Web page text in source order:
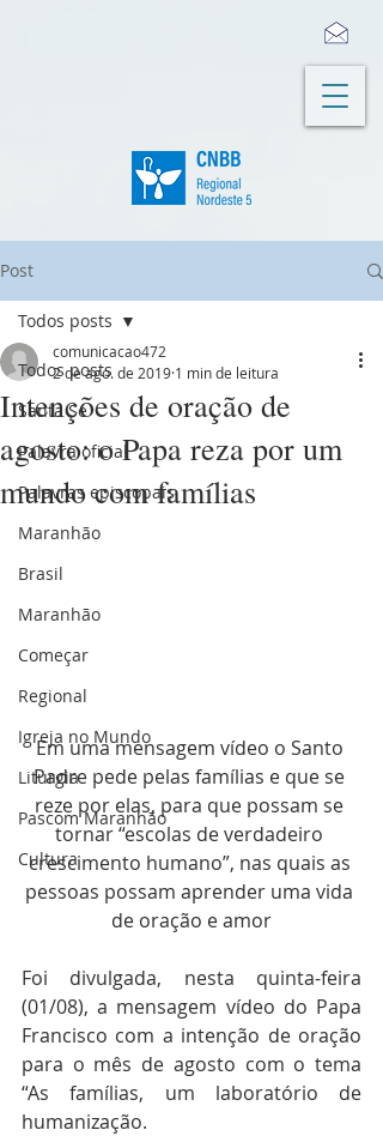
Post
Todos posts
Santa Sé
Palavra oficial
Palavras episcopais
Maranhão
Brasil
Maranhão
Começar
Regional
Igreja no Mundo
Liturgia
Pascom Maranhão
Cultura
Todos posts
Intenções de oração de
agosto: o Papa reza por um
mundo com famílias
comunicacao472
2 de ago. de 2019 1 min de leitura
Em uma mensagem vídeo o Santo
Padre pede pelas famílias e que se
reze por elas, para que possam se
tornar “escolas de verdadeiro
crescimento humano”, nas quais as
pessoas possam aprender uma vida
de oração e amor
Foi divulgada, nesta quinta-feira
(01/08), a mensagem vídeo do Papa
Francisco com a intenção de oração
para o mês de agosto com o tema
“As famílias, um laboratório de
humanização.